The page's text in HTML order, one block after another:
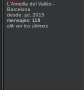
L'Ametlla del Vallès -
Barcelona
desde: jul, 2015
mensajes: 118
clik ver los últimos